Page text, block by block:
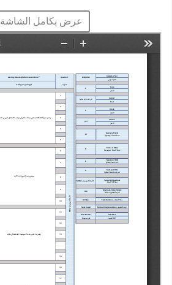
عرض بكامل الشاشة